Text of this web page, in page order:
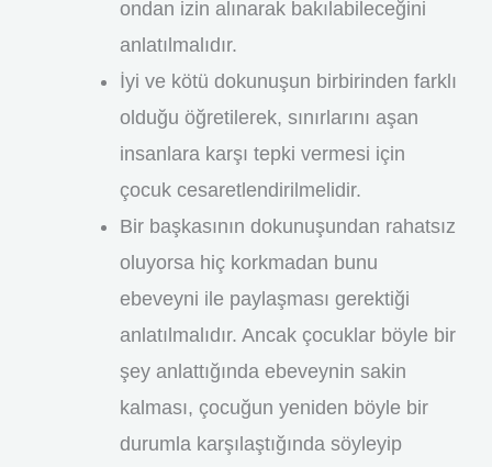
ondan izin alınarak bakılabileceğini
anlatılmalıdır.
İyi ve kötü dokunuşun birbirinden farklı
olduğu öğretilerek, sınırlarını aşan
insanlara karşı tepki vermesi için
çocuk cesaretlendirilmelidir.
Bir başkasının dokunuşundan rahatsız
oluyorsa hiç korkmadan bunu
ebeveyni ile paylaşması gerektiği
anlatılmalıdır. Ancak çocuklar böyle bir
şey anlattığında ebeveynin sakin
kalması, çocuğun yeniden böyle bir
durumla karşılaştığında söyleyip